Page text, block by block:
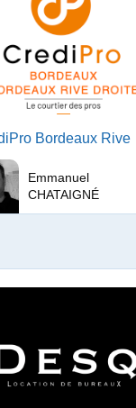
Emmanuel
CHATAIGNÉ